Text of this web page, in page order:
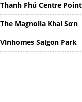
Thanh Phú Centre Point
The Magnolia Khai Sơn
Vinhomes Saigon Park